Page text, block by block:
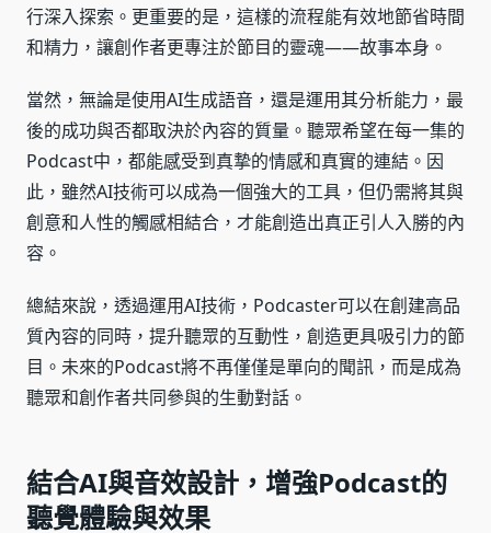
行深入探索。更重要的是，這樣的流程能有效地節省時間
和精力，讓創作者更專注於節目的靈魂——故事本身。
當然，無論是使用AI生成語音，還是運用其分析能力，最
後的成功與否都取決於內容的質量。聽眾希望在每一集的
Podcast中，都能感受到真摯的情感和真實的連結。因
此，雖然AI技術可以成為一個強大的工具，但仍需將其與
創意和人性的觸感相結合，才能創造出真正引人入勝的內
容。
總結來說，透過運用AI技術，Podcaster可以在創建高品
質內容的同時，提升聽眾的互動性，創造更具吸引力的節
目。未來的Podcast將不再僅僅是單向的聞訊，而是成為
聽眾和創作者共同參與的生動對話。
結合AI與音效設計，增強Podcast的
聽覺體驗與效果